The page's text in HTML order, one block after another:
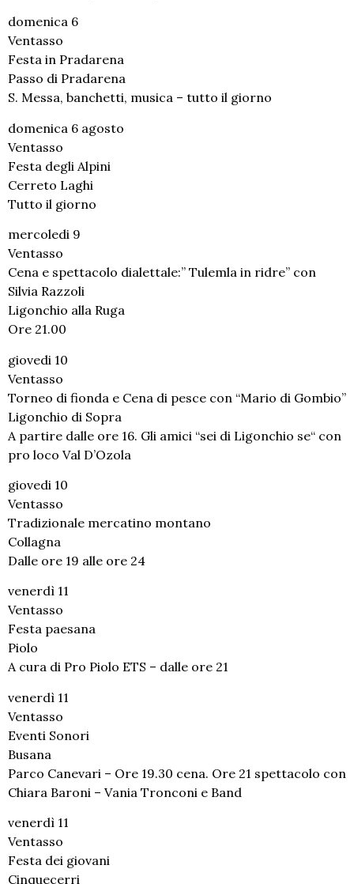
domenica 6
Ventasso
Festa in Pradarena
Passo di Pradarena
S. Messa, banchetti, musica – tutto il giorno
domenica 6 agosto
Ventasso
Festa degli Alpini
Cerreto Laghi
Tutto il giorno
mercoledi 9
Ventasso
Cena e spettacolo dialettale:” Tulemla in ridre” con
Silvia Razzoli
Ligonchio alla Ruga
Ore 21.00
giovedi 10
Ventasso
Torneo di fionda e Cena di pesce con “Mario di Gombio”
Ligonchio di Sopra
A partire dalle ore 16. Gli amici “sei di Ligonchio se“ con
pro loco Val D’Ozola
giovedi 10
Ventasso
Tradizionale mercatino montano
Collagna
Dalle ore 19 alle ore 24
venerdì 11
Ventasso
Festa paesana
Piolo
A cura di Pro Piolo ETS – dalle ore 21
venerdì 11
Ventasso
Eventi Sonori
Busana
Parco Canevari – Ore 19.30 cena. Ore 21 spettacolo con
Chiara Baroni – Vania Tronconi e Band
venerdì 11
Ventasso
Festa dei giovani
Cinquecerri